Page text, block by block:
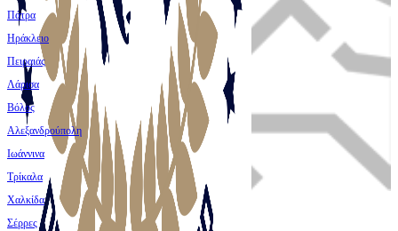
Πάτρα
Ηράκλειο
Πειραιάς
Λάρισα
Βόλος
Αλεξανδρούπολη
Ιωάννινα
Τρίκαλα
Χαλκίδα
Σέρρες